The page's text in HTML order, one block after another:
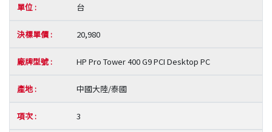
台
20,980
HP Pro Tower 400 G9 PCI Desktop PC
中國大陸/泰國
3